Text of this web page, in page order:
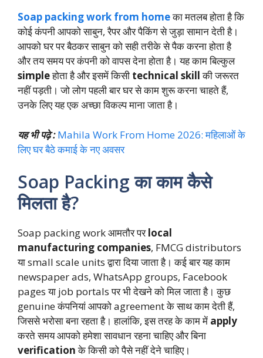
Soap packing work from homeका मतलब होता है कि
कोई कंपनी आपको साबुन, रैपर और पैकिंग से जुड़ा सामान देती है।
आपको घर पर बैठकर साबुन को सही तरीके से पैक करना होता है
और तय समय पर कंपनी को वापस देना होता है। यह काम बिल्कुल
simpleहोता है और इसमें किसी technical skillकी जरूरत
नहीं पड़ती। जो लोग पहली बार घर से काम शुरू करना चाहते हैं,
उनके लिए यह एक अच्छा विकल्प माना जाता है।
यह भी पढ़े : Mahila Work From Home 2026: महिलाओं के
लिए घर बैठे कमाई के नए अवसर
Soap Packing का काम कैसे
मिलता है?
Soap packing work आमतौर परlocal
manufacturing companies, FMCG distributors
या small scale units द्वारा दिया जाता है। कई बार यह काम
newspaper ads, WhatsApp groups, Facebook
pages या job portals पर भी देखने को मिल जाता है। कुछ
genuine कंपनियां आपको agreement के साथ काम देती हैं,
जिससे भरोसा बना रहता है। हालांकि, इस तरह के काम में apply
करते समय आपको हमेशा सावधान रहना चाहिए और बिना
verificationके किसी को पैसे नहीं देने चाहिए।